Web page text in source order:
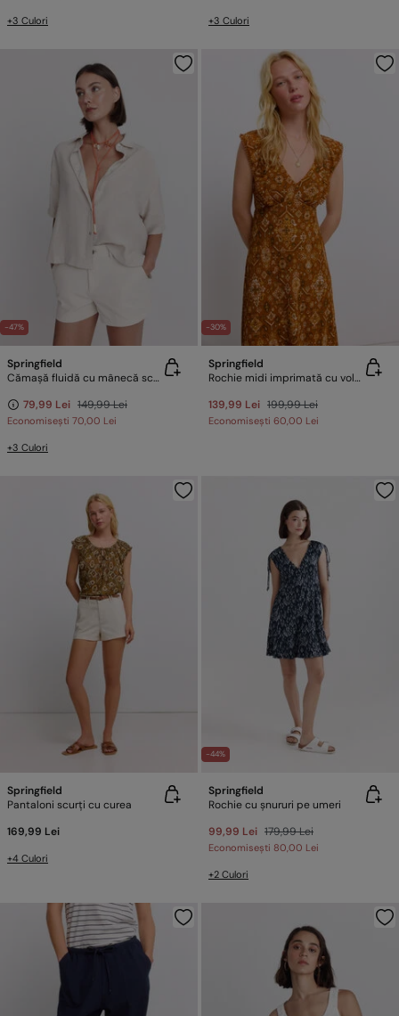
+3 Culori +3 Culori
-47%
Springfield
Cămașă fluidă cu mânecă scurtă
79,99 Lei 149,99 Lei
Economisești 70,00 Lei
+3 Culori
-30%
Springfield
Rochie midi imprimată cu volane
139,99 Lei 199,99 Lei
Economisești 60,00 Lei
Springfield
Pantaloni scurți cu curea
169,99 Lei
+4 Culori
-44%
Springfield
Rochie cu șnururi pe umeri
99,99 Lei 179,99 Lei
Economisești 80,00 Lei
+2 Culori